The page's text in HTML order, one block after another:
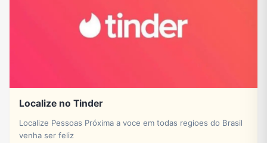
Localize no Tinder
Localize Pessoas Próxima a voce em todas regioes do Brasil
venha ser feliz